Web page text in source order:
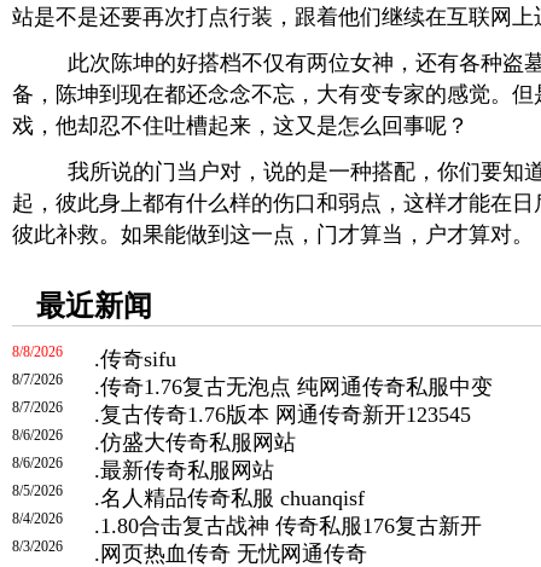
站是不是还要再次打点行装，跟着他们继续在互联网上
此次陈坤的好搭档不仅有两位女神，还有各种盗
备，陈坤到现在都还念念不忘，大有变专家的感觉。
戏，他却忍不住吐槽起来，这又是怎么回事呢？
我所说的门当户对，说的是一种搭配，你们要知
起，彼此身上都有什么样的伤口和弱点，这样才能在
彼此补救。如果能做到这一点，门才算当，户才算对。
最近新闻
.传奇sifu
8/8/2026
.传奇1.76复古无泡点 纯网通传奇私服中变
8/7/2026
.复古传奇1.76版本 网通传奇新开123545
8/7/2026
.仿盛大传奇私服网站
8/6/2026
.最新传奇私服网站
8/6/2026
.名人精品传奇私服 chuanqisf
8/5/2026
.1.80合击复古战神 传奇私服176复古新开
8/4/2026
. 网页热血传奇 无忧网通传奇
8/3/2026